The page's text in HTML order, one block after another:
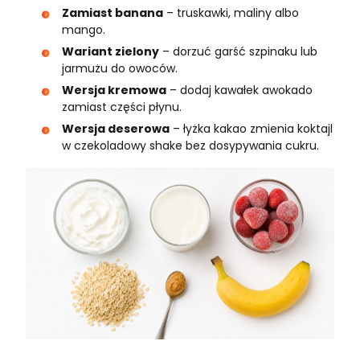
Zamiast banana – truskawki, maliny albo
mango.
Wariant zielony – dorzuć garść szpinaku lub
jarmużu do owoców.
Wersja kremowa – dodaj kawałek awokado
zamiast części płynu.
Wersja deserowa – łyżka kakao zmienia koktajl
w czekoladowy shake bez dosypywania cukru.